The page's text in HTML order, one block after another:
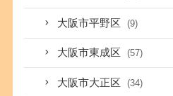
大阪市平野区 (9)
大阪市東成区 (57)
大阪市大正区 (34)